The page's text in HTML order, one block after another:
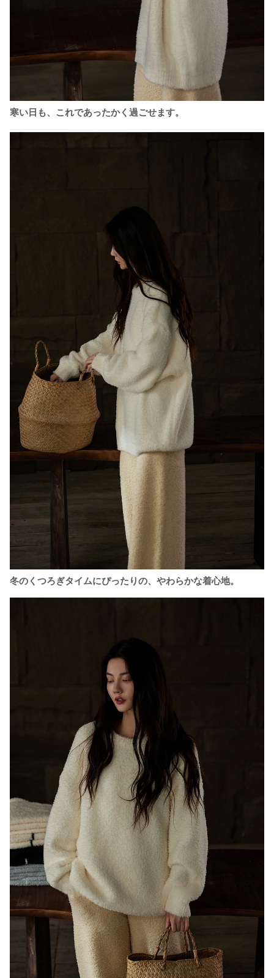
寒い日も、これであったかく過ごせます。
冬のくつろぎタイムにぴったりの、やわらかな着心地。